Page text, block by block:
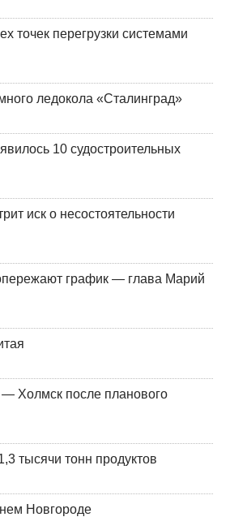
точек перегрузки системами
ледокола «Сталинград»
10 судостроительных
иск о несостоятельности
график — глава Марий
Холмск после планового
тысячи тонн продуктов
Новгороде